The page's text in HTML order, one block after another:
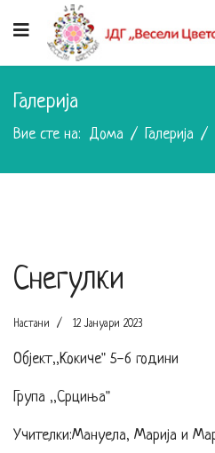
Галерија
Вие сте на: Дома Галерија
Снегулки
Настани 12 Јануари 2023
Објект,,Кокиче" 5-6 години
Група ,,Срциња"
Учителки:Мануела, Марија и